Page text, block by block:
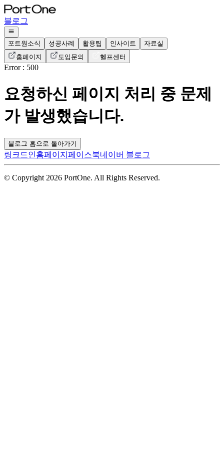
블로그
포트원소식 성공사례 활용팁 인사이트
자료실
홈페이지
도입문의 헬프센터
Error : 500
요청하신 페이지 처리 중 문제
가 발생했습니다.
블로그 홈으로 돌아가기
링크드인홈페이지 페이스북네이버 블로그
© Copyright 2026 PortOne. All Rights Reserved.